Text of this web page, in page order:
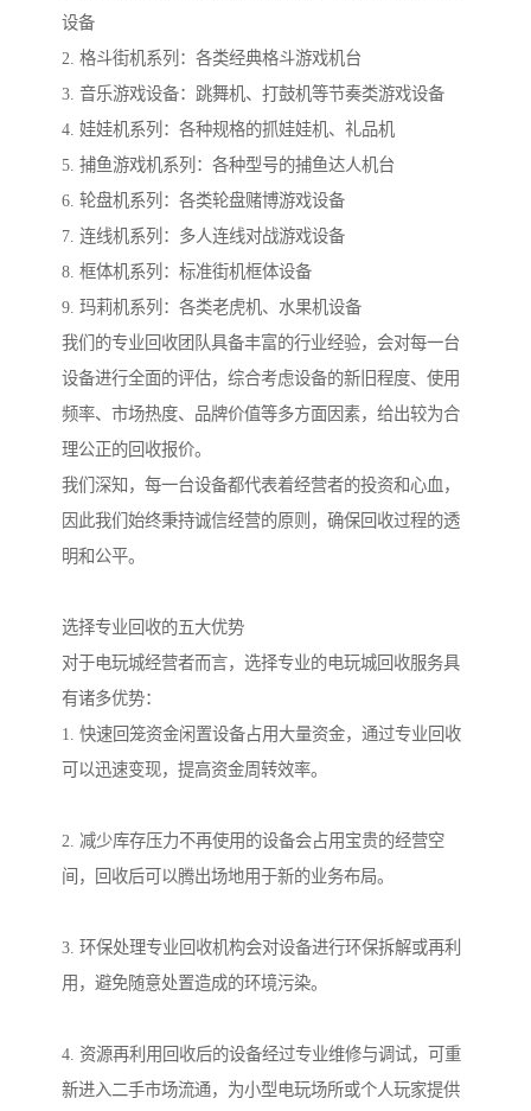
设备
2. 格斗街机系列：各类经典格斗游戏机台
3. 音乐游戏设备：跳舞机、打鼓机等节奏类游戏设备
4. 娃娃机系列：各种规格的抓娃娃机、礼品机
5. 捕鱼游戏机系列：各种型号的捕鱼达人机台
6. 轮盘机系列：各类轮盘赌博游戏设备
7. 连线机系列：多人连线对战游戏设备
8. 框体机系列：标准街机框体设备
9. 玛莉机系列：各类老虎机、水果机设备
我们的专业回收团队具备丰富的行业经验，会对每一台
设备进行全面的评估，综合考虑设备的新旧程度、使用
频率、市场热度、品牌价值等多方面因素，给出较为合
理公正的回收报价。
我们深知，每一台设备都代表着经营者的投资和心血，
因此我们始终秉持诚信经营的原则，确保回收过程的透
明和公平。
选择专业回收的五大优势
对于电玩城经营者而言，选择专业的电玩城回收服务具
有诸多优势：
1. 快速回笼资金闲置设备占用大量资金，通过专业回收
可以迅速变现，提高资金周转效率。
2. 减少库存压力不再使用的设备会占用宝贵的经营空
间，回收后可以腾出场地用于新的业务布局。
3. 环保处理专业回收机构会对设备进行环保拆解或再利
用，避免随意处置造成的环境污染。
4. 资源再利用回收后的设备经过专业维修与调试，可重
新进入二手市场流通，为小型电玩场所或个人玩家提供